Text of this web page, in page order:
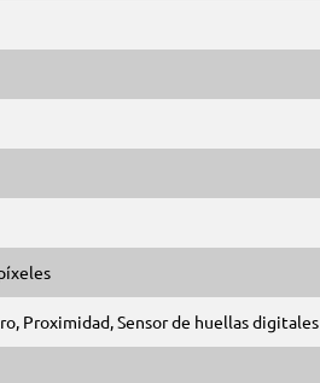
Proximidad, Sensor de huellas digitales